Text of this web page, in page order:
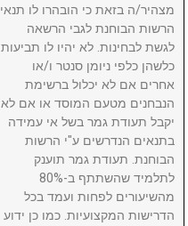
מצהיר/ה בזאת כי הובהרו לו תנאי
הרשות הבוחנת לגבי הרשאה
לגשת לבחינות. לא יהיו לו תביעות
כלשהן כלפי ניומן סנטר ו/או
אחרים אם לא יכלול ברשימת
הנבחנים מטעם המוסד או אם לא
יקבל תעודת גמר בשל אי עמידה
בתנאים הנדרשים ע"י הרשות
הבוחנת. תעודת גמר תוענק
לתלמיד שהשתתף ב-80%
מהשיעורים לפחות ועמד בכל
הדרישות המקצועיות. כמו כן ידוע